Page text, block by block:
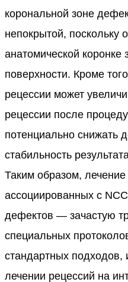
корональной зоне
непокрытой, поскольку
анатомической коронке
поверхности. Кроме
рецессии может
рецессии после
потенциально снижать
стабильность
Таким образом,
ассоциированных с
дефектов — зачастую
специальных
стандартных подходов,
лечении рецессий на